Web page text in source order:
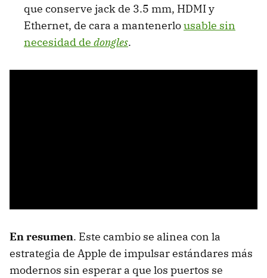
que conserve jack de 3.5 mm, HDMI y
Ethernet, de cara a mantenerlousable sin
necesidad de dongles.
En resumen. Este cambio se alinea con la
estrategia de Apple de impulsar estándares más
modernos sin esperar a que los puertos se